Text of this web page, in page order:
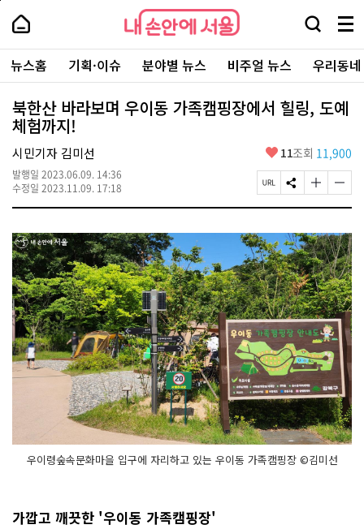
본
로
가
내
손
안
에
서
울
-
서
울
시
대
표
소
통
포
내
손
에
울
검
창
열
기
메
뉴
전
체
보
기
주
요
서
뉴스홈 기획·이슈 분야별 뉴스 비주얼 뉴스 우리동
북한산 바라보며 우이동 가족캠핑장에서 힐링, 도예
체험까지!
시민기자 김미선
발행일 2023.06.09. 14:36
수정일 2023.11.09. 17:18
좋
요
11조회 11,900
페
이
U
R
L
복
사
S
N
공
유
하
기
글
자
기
크
게
변
경
하
기
글
자
기
작
게
변
경
하
기
우이령숲속문화마을 입구에 자리하고 있는 우이동 가족캠핑장 ©김미선
가깝고 깨끗한 '우이동 가족캠핑장'
페
상
단
로